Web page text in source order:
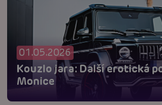
01.05.2026
Kouzlo jara: Další erotická
Monice